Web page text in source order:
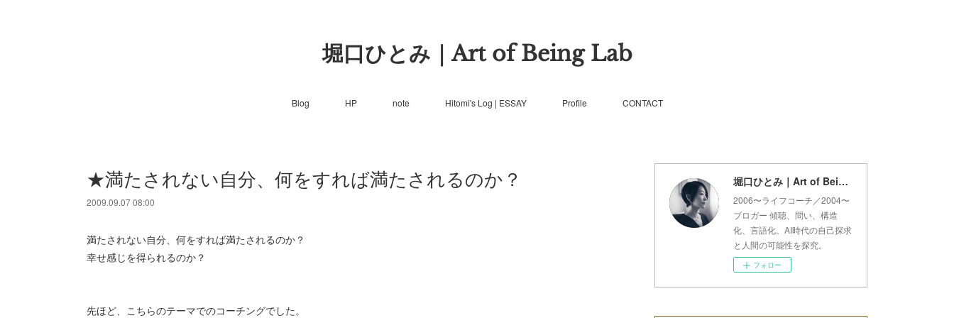
堀口ひとみ｜Art of Being Lab
Blog HP note Hitomi's Log | ESSAY Profile CONTACT
★満たされない自分、何をすれば満たされるのか？
2009.09.07 08:00
満たされない自分、何をすれば満たされるのか？
幸せ感じを得られるのか？
先ほど、こちらのテーマでのコーチングでした。
堀口ひとみ｜Art of Being Lab
2006〜ライフコーチ／2004〜
ブロガー 傾聴、問い、構造
化、言語化。AI時代の自己探求
と人間の可能性を探究。
フォロー